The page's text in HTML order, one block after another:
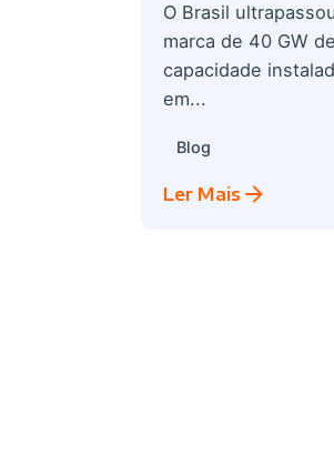
O Brasil
marca de 40 GW de
capacidade
em...
Blog
Ler Mais